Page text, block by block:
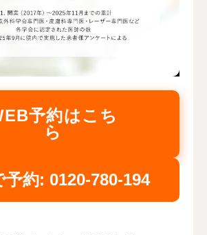
予約はこち
ら
予約: 0120-780-194